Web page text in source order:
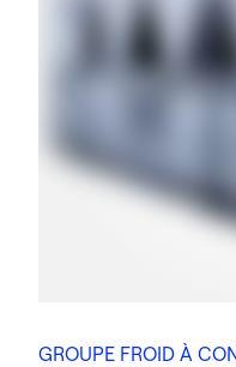
GROUPE FROID À